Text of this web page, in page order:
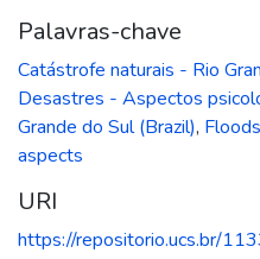
Palavras-chave
Catástrofe naturais - Rio
Desastres - Aspectos
Grande do Sul (Brazil), Floods
aspects
URI
https://repositorio.ucs.br/